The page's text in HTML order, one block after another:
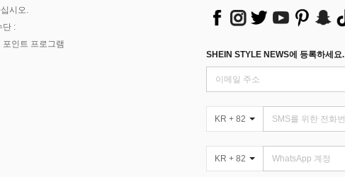
시오.
단 :
포인트 프로그램
SHEIN STYLE NEWS에 등록하세요.
KR + 82
KR + 82